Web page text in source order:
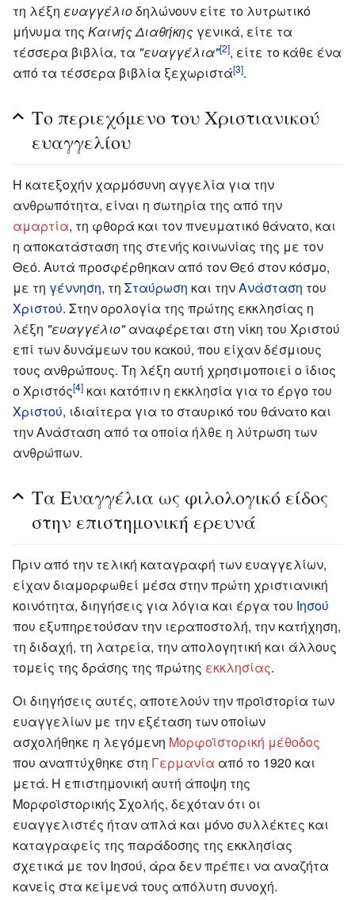
τη λέξη ευαγγέλιοδηλώνουν είτε το λυτρωτικό
μήνυμα της Καινής Διαθήκης γενικά, είτε τα
τέσσερα βιβλία, τα "ευαγγέλια"[2], είτε το κάθε ένα
από τα τέσσερα βιβλία ξεχωριστά[3].
Το περιεχόμενο του Χριστιανικού
ευαγγελίου
Η κατεξοχήν χαρμόσυνη αγγελία για την
ανθρωπότητα, είναι η σωτηρία της από την
αμαρτία, τη φθορά και τον πνευματικό θάνατο, και
η αποκατάσταση της στενής κοινωνίας της με τον
Θεό. Αυτά προσφέρθηκαν από τον Θεό στον κόσμο,
με τη γέννηση, τη Σταύρωση και τηνΑνάσταση του
Χριστού. Στην ορολογία της πρώτης εκκλησίας η
λέξη "ευαγγέλιο"αναφέρεται στη νίκη του Χριστού
επί των δυνάμεων του κακού, που είχαν δέσμιους
τους ανθρώπους. Τη λέξη αυτή χρησιμοποιεί ο ίδιος
ο Χριστός[4] και κατόπιν η εκκλησία για το έργο του
Χριστού, ιδιαίτερα για το σταυρικό του θάνατο και
την Ανάσταση από τα οποία ήλθε η λύτρωση των
ανθρώπων.
Τα Eυαγγέλια ως φιλολογικό είδος
στην επιστημονική ερευνά
Πριν από την τελική καταγραφή των ευαγγελίων,
είχαν διαμορφωθεί μέσα στην πρώτη χριστιανική
κοινότητα, διηγήσεις για λόγια και έργα του Ιησού
που εξυπηρετούσαν την ιεραποστολή, την κατήχηση,
τη διδαχή, τη λατρεία, την απολογητική και άλλους
τομείς της δράσης της πρώτης εκκλησίας.
Οι διηγήσεις αυτές, αποτελούν την προϊστορία των
ευαγγελίων με την εξέταση των οποίων
ασχολήθηκε η λεγόμενη Μορφοϊστορική μέθοδος
που αναπτύχθηκε στη Γερμανία από το 1920 και
μετά. Η επιστημονική αυτή άποψη της
Μορφοϊστορικής Σχολής, δεχόταν ότι οι
ευαγγελιστές ήταν απλά και μόνο συλλέκτες και
καταγραφείς της παράδοσης της εκκλησίας
σχετικά με τον Ιησού, άρα δεν πρέπει να αναζήτα
κανείς στα κείμενά τους απόλυτη συνοχή.